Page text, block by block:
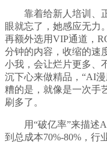
靠着给新人培训、正
眼就忘了，她感应无力
再额外选用VIP通道，
分钟的内容，收缩的速
小我，会让烂片更多、
沉下心来做精品，“AI
糟的是，就像是一次手
刷多了。
用“破亿率”来描述AI
到总成本70%-80%，行